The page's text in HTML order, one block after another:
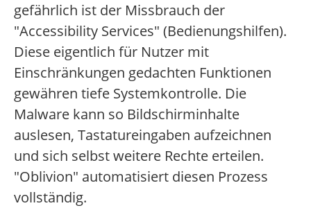
gefährlich ist der Missbrauch der
"Accessibility Services" (Bedienungshilfen).
Diese eigentlich für Nutzer mit
Einschränkungen gedachten Funktionen
gewähren tiefe Systemkontrolle. Die
Malware kann so Bildschirminhalte
auslesen, Tastatureingaben aufzeichnen
und sich selbst weitere Rechte erteilen.
"Oblivion" automatisiert diesen Prozess
vollständig.